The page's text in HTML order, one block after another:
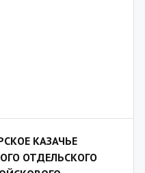
КАЗАЧЬЕ
ОТДЕЛЬСКОГО